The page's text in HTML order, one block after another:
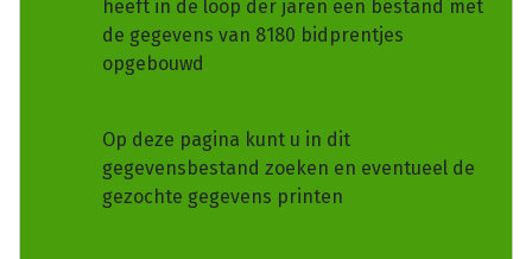
heeft in de loop der jaren een bestand met
de gegevens van 8180 bidprentjes
opgebouwd
Op deze pagina kunt u in dit
gegevensbestand zoeken en eventueel de
gezochte gegevens printen